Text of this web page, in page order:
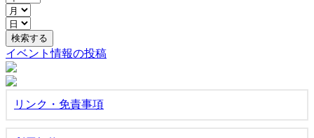
イベント情報の投稿
リンク・免責事項